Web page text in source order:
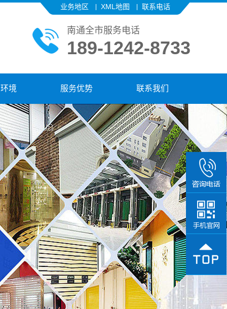
南通全市服务电话
189-1242-8733
业务地区 XML地图 联系电话
境 服务优势 联系我们
189-